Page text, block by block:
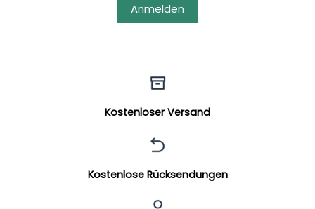
Anmelden
Kostenloser Versand
Kostenlose Rücksendungen